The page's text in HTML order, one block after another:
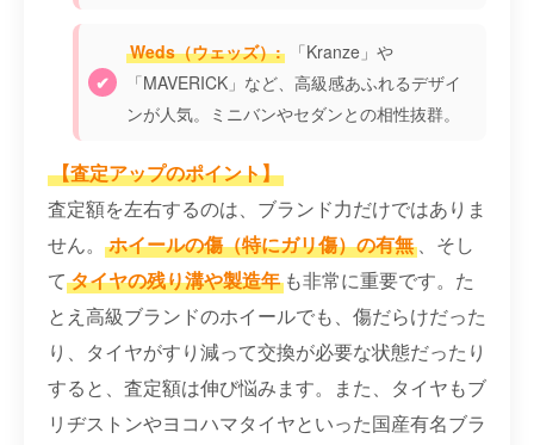
Weds（ウェッズ）:
「Kranze」や
「MAVERICK」など、高級感あふれるデザイ
ンが人気。ミニバンやセダンとの相性抜群。
【査定アップのポイント】
査定額を左右するのは、ブランド力だけではありま
せん。
ホイールの傷（特にガリ傷）の有無 、そし
て タイヤの残り溝や製造年 も非常に重要です。た
とえ高級ブランドのホイールでも、傷だらけだった
り、タイヤがすり減って交換が必要な状態だったり
すると、査定額は伸び悩みます。また、タイヤもブ
リヂストンやヨコハマタイヤといった国産有名ブラ